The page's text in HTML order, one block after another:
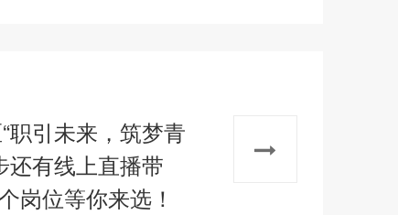
职引未来，筑梦青
还有线上直播带
岗位等你来选！